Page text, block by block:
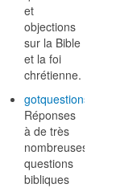
et
objections
sur la Bible
et la foi
chrétienne.
gotquestions.org
Réponses
à de très
nombreuses
questions
bibliques